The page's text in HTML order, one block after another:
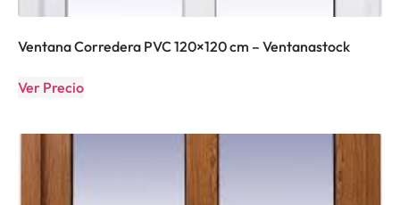
Ventana Corredera PVC 120×120 cm – Ventanastock
Ver Precio